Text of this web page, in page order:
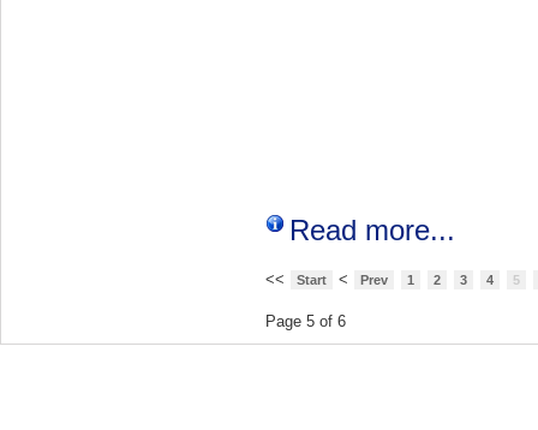
Read more...
<< Start < Prev 1 2 3 4 5
Page 5 of 6